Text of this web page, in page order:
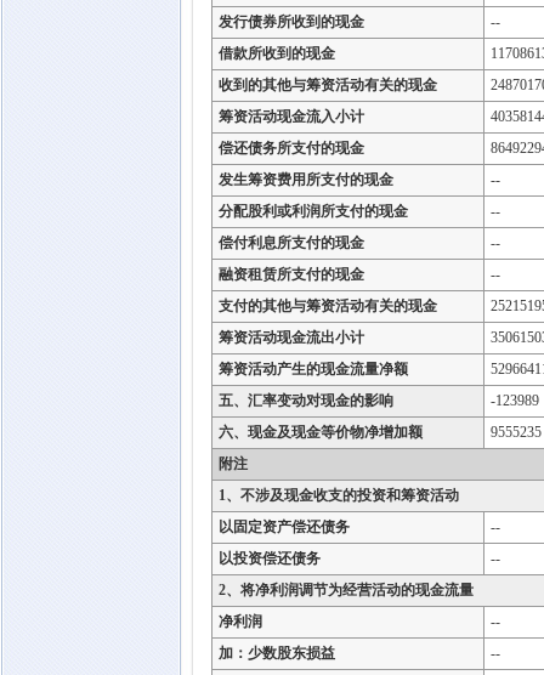
发行债券所收到的现金
--
借款所收到的现金
收到的其他与筹资活动有关的现金
筹资活动现金流入小计
偿还债务所支付的现金
发生筹资费用所支付的现金
--
分配股利或利润所支付的现金
--
偿付利息所支付的现金
--
融资租赁所支付的现金
--
支付的其他与筹资活动有关的现金
筹资活动现金流出小计
筹资活动产生的现金流量净额
五、汇率变动对现金的影响
-123989
六、现金及现金等价物净增加额
9555235
附注
1、不涉及现金收支的投资和筹资活动
以固定资产偿还债务
--
以投资偿还债务
--
2、将净利润调节为经营活动的现金流量
净利润
--
加：少数股东损益
--